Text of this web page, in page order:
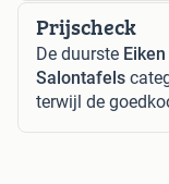
Prijscheck
De duurste
Salontafels
terwijl de